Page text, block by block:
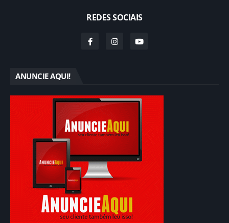
REDES SOCIAIS
ANUNCIE AQUI!